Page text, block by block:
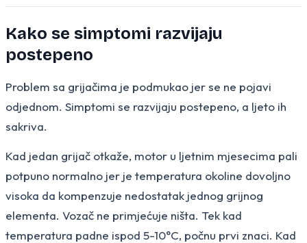
Kako se simptomi razvijaju
postepeno
Problem sa grijačima je podmukao jer se ne pojavi
odjednom. Simptomi se razvijaju postepeno, a ljeto ih
sakriva.
Kad jedan grijač otkaže, motor u ljetnim mjesecima pali
potpuno normalno jer je temperatura okoline dovoljno
visoka da kompenzuje nedostatak jednog grijnog
elementa. Vozač ne primjećuje ništa. Tek kad
temperatura padne ispod 5-10°C, počnu prvi znaci. Kad